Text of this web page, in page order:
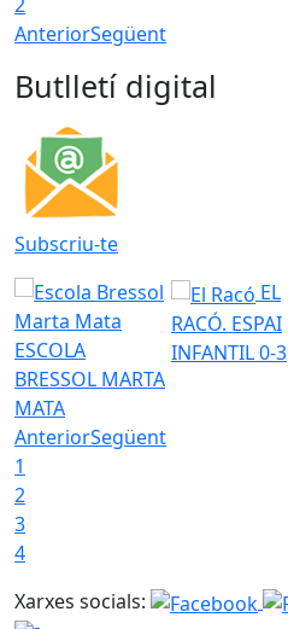
AnteriorSegüent
Butlletí digital
Subscriu-te
ESCOLA
BRESSOL MARTA
MATA
EL
RACÓ. ESPAI
INFANTIL 0-3
AnteriorSegüent
1
2
3
4
Xarxes socials: